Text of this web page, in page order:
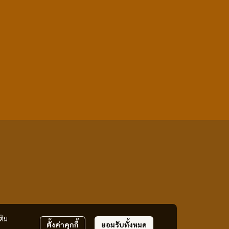
ม
ตั้งค่าคุกกี้ ยอมรับทั้งหมด